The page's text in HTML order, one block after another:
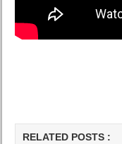
RELATED POSTS :